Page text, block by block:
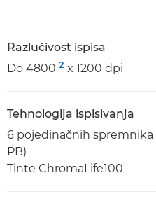
Razlučivost ispisa
Do 4800 2 x 1200 dpi
Tehnologija ispisivanja
6 pojedinačnih spremnika
PB)
Tinte ChromaLife100